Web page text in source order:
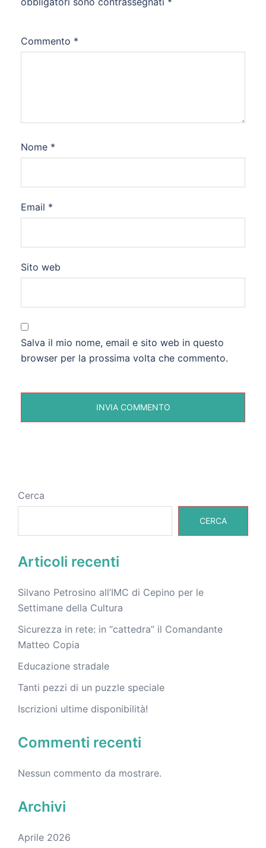
Commento *
Nome *
Email *
Sito web
Salva il mio nome, email e sito web in questo
browser per la prossima volta che commento.
Cerca
CERCA
Articoli recenti
Silvano Petrosino all’IMC di Cepino per le
Settimane della Cultura
Sicurezza in rete: in “cattedra” il Comandante
Matteo Copia
Educazione stradale
Tanti pezzi di un puzzle speciale
Iscrizioni ultime disponibilità!
Commenti recenti
Nessun commento da mostrare.
Archivi
Aprile 2026